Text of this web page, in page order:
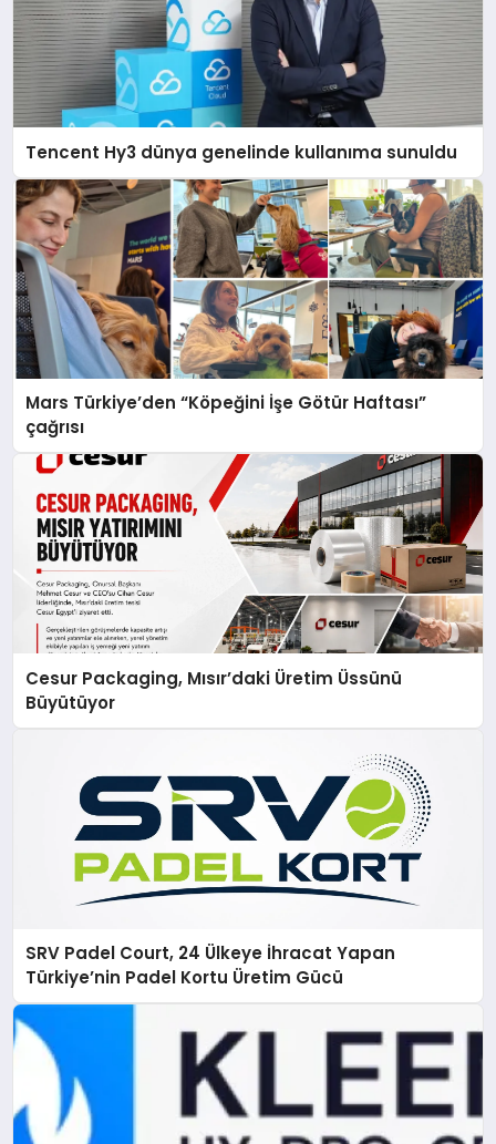
Tencent Hy3 dünya genelinde kullanıma sunuldu
Mars Türkiye’den “Köpeğini İşe Götür Haftası”
çağrısı
Cesur Packaging, Mısır’daki Üretim Üssünü
Büyütüyor
SRV Padel Court, 24 Ülkeye İhracat Yapan
Türkiye’nin Padel Kortu Üretim Gücü